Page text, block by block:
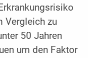
Vergleich zu
50 Jahren
um den Faktor